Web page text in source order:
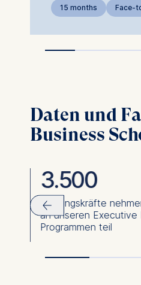
15 months Face-
Daten und
Business
3.500
Führungskräfte
an unseren Executive
Programmen teil